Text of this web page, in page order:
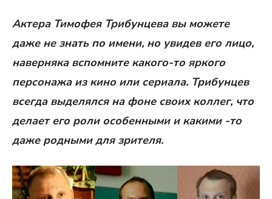
Актера Тимофея Трибунцева вы можете
даже не знать по имени, но увидев его лицо,
наверняка вспомните какого-то яркого
персонажа из кино или сериала. Трибунцев
всегда выделялся на фоне своих коллег, что
делает его роли особенными и какими -то
даже родными для зрителя.